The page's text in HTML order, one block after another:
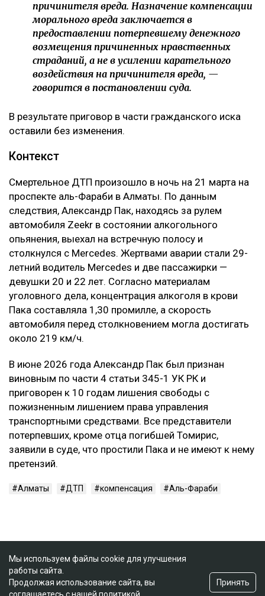
причинителя вреда. Назначение компенсации
морального вреда заключается в
предоставлении потерпевшему денежного
возмещения причиненных нравственных
страданий, а не в усилении карательного
воздействия на причинителя вреда, —
говорится в постановлении суда.
В результате приговор в части гражданского иска
оставили без изменения.
Контекст
Смертельное ДТП произошло в ночь на 21 марта на
проспекте аль-Фараби в Алматы. По данным
следствия, Александр Пак, находясь за рулем
автомобиля Zeekr в состоянии алкогольного
опьянения, выехал на встречную полосу и
столкнулся с Mercedes. Жертвами аварии стали 29-
летний водитель Mercedes и две пассажирки —
девушки 20 и 22 лет. Согласно материалам
уголовного дела, концентрация алкоголя в крови
Пака составляла 1,30 промилле, а скорость
автомобиля перед столкновением могла достигать
около 219 км/ч.
В июне 2026 года Александр Пак был признан
виновным по части 4 статьи 345-1 УК РК и
приговорен к 10 годам лишения свободы с
пожизненным лишением права управления
транспортными средствами. Все представители
потерпевших, кроме отца погибшей Томирис,
заявили в суде, что простили Пака и не имеют к нему
претензий.
Алматы ДТП компенсация Аль-Фараби
Мы используем файлы cookie для улучшения
работы сайта.
Продолжая использование сайта, вы
Принять